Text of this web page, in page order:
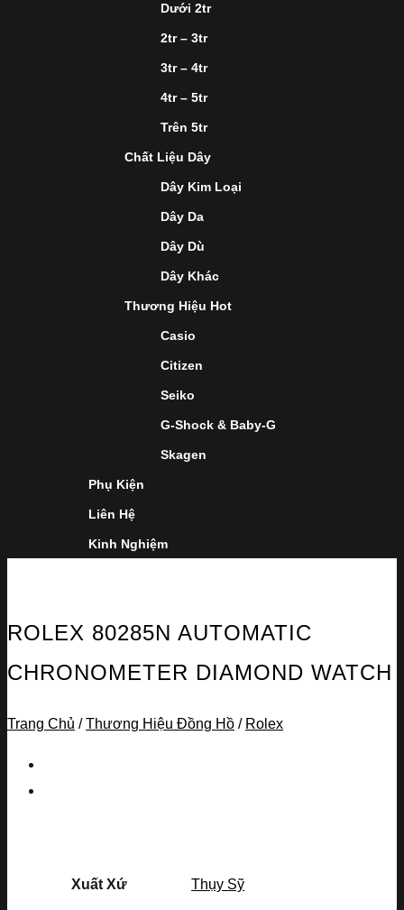
Dưới 2tr
2tr – 3tr
3tr – 4tr
4tr – 5tr
Trên 5tr
Chất Liệu Dây
Dây Kim Loại
Dây Da
Dây Dù
Dây Khác
Thương Hiệu Hot
Casio
Citizen
Seiko
G-Shock & Baby-G
Skagen
Phụ Kiện
Liên Hệ
Kinh Nghiệm
ROLEX 80285N AUTOMATIC
CHRONOMETER DIAMOND WATCH
Trang Chủ / Thương Hiệu Đồng Hồ / Rolex
Xuất Xứ Thụy Sỹ